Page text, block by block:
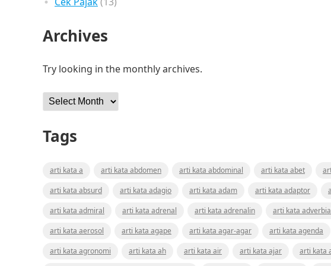
Archives
Try looking in the monthly archives.
Archives
Tags
arti kata a arti kata abdomen arti kata abdominal arti kata abet
arti kata absurd
arti kata adagio arti kata adam arti kata adaptor
arti kata admiral
arti kata adrenal arti kata adrenalin arti kata
arti kata aerosol
arti kata agape arti kata agar-agar arti kata agenda
arti kata agronomi
arti kata ah arti kata air arti kata ajar arti kata